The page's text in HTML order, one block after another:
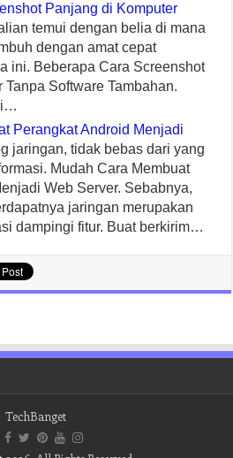
Panjang di Komputer
temui dengan belia di mana
dengan amat cepat
ini. Beberapa Cara Screenshot
Software Tambahan.
Perangkat Android Menjadi
jaringan, tidak bebas dari yang
Mudah Cara Membuat
Web Server. Sebabnya,
jaringan merupakan
dampingi fitur. Buat berkirim…
TechBanget